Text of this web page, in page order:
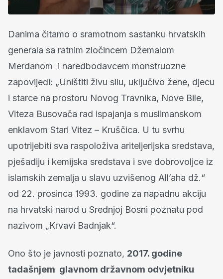
Danima čitamo o sramotnom sastanku hrvatskih
generala sa ratnim zločincem Džemalom
Merdanom i naredbodavcem monstruozne
zapovijedi: „Uništiti živu silu, uključivo žene, djecu
i starce na prostoru Novog Travnika, Nove Bile,
Viteza Busovača rad ispajanja s muslimanskom
enklavom Stari Vitez – Kruščica. U tu svrhu
upotrijebiti sva raspoloživa ariteljerijska sredstava,
pješadiju i kemijska sredstava i sve dobrovoljce iz
islamskih zemalja u slavu uzvišenog All’aha dž.“
od 22. prosinca 1993. godine za napadnu akciju
na hrvatski narod u Srednjoj Bosni poznatu pod
nazivom „Krvavi Badnjak“.
Ono što je javnosti poznato, 2017. godine
tadašnjem glavnom državnom odvjetniku